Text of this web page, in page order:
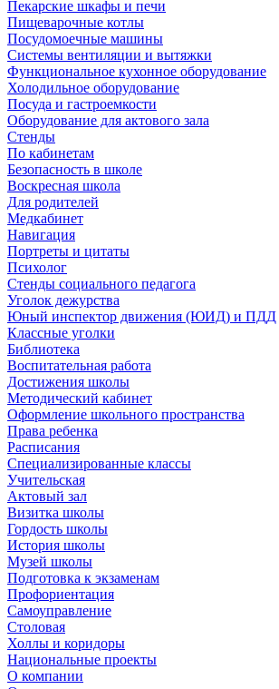
Пекарские шкафы и печи
Пищеварочные котлы
Посудомоечные машины
Системы вентиляции и вытяжки
Функциональное кухонное оборудование
Холодильное оборудование
Посуда и гастроемкости
Оборудование для актового зала
Стенды
По кабинетам
Безопасность в школе
Воскресная школа
Для родителей
Медкабинет
Навигация
Портреты и цитаты
Психолог
Стенды социального педагога
Уголок дежурства
Юный инспектор движения (ЮИД) и ПДД
Классные уголки
Библиотека
Воспитательная работа
Достижения школы
Методический кабинет
Оформление школьного пространства
Права ребенка
Расписания
Специализированные классы
Учительская
Актовый зал
Визитка школы
Гордость школы
История школы
Музей школы
Подготовка к экзаменам
Профориентация
Самоуправление
Столовая
Холлы и коридоры
Национальные проекты
О компании